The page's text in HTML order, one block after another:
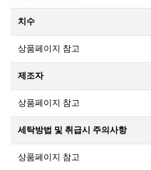
치수
상품페이지 참고
제조자
상품페이지 참고
세탁방법 및 취급시 주의사항
상품페이지 참고